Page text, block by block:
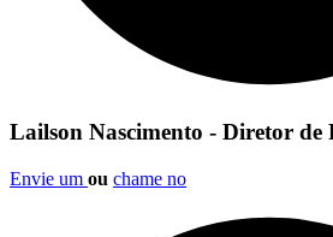
Lailson Nascimento - Diretor de
Envie um ou chame no